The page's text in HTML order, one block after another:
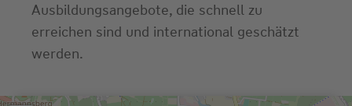
Ausbildungsangebote, die schnell zu
erreichen sind und international geschätzt
werden.